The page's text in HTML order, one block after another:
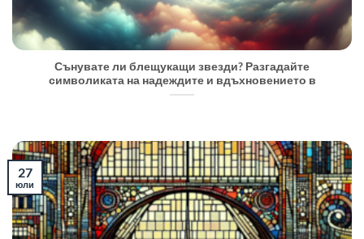
Сънувате ли блещукащи звезди? Разгадайте
символиката на надеждите и вдъхновението в
27
юли